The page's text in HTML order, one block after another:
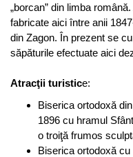
„borcan” din limba
fabricate aici între anii
din Zagon. În prezent se
săpăturile efectuate aici
Atracţii turistice:
Biserica ortodoxă
1896 cu hramul
o troiţă frumos
Biserica ortodoxă